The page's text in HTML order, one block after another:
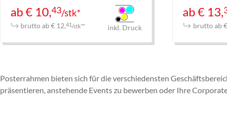
ab € 10,43/stk*
brutto ab € 12,41/stk** inkl. Druck
ab € 13,
brutto ab
Posterrahmen bieten sich für die verschiedensten
präsentieren, anstehende Events zu bewerben oder Ihre